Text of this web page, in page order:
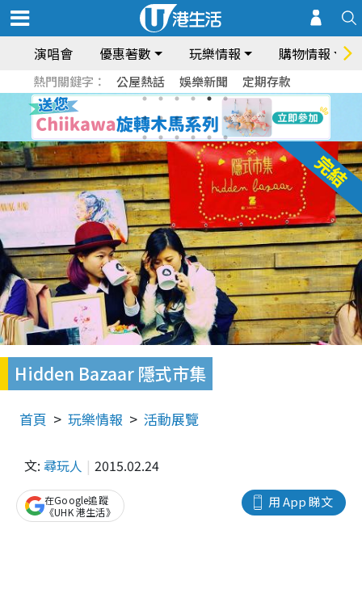
演唱會 優惠著數 玩樂情報 購物情報
熱門關鍵字： 公屋熱話 娛樂新聞 定期存款
Hidden Bazaar 隱式市集
首頁 玩樂情報 活動展覽
文: 尋玩人 2015.02.24
用 App 睇文
在Google追蹤
《UHK 港生活》